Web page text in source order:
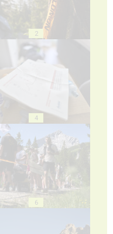
2
4
6